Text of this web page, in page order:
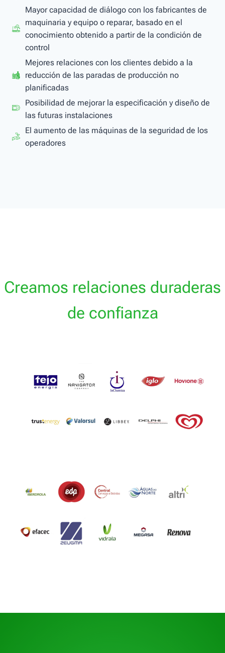
Mayor capacidad de diálogo con los fabricantes de
maquinaria y equipo o reparar, basado en el
conocimiento obtenido a partir de la condición de
control
Mejores relaciones con los clientes debido a la
reducción de las paradas de producción no
planificadas
Posibilidad de mejorar la especificación y diseño de
las futuras instalaciones
El aumento de las máquinas de la seguridad de los
operadores
Creamos relaciones duraderas
de confianza